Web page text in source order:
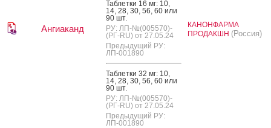
Ангиаканд
Таб­летки 16 мг: 10,
14, 28, 30, 56, 60 или
90 шт.
РУ: ЛП-№(005570)-
(РГ-RU) от 27.05.24
Предыдущий РУ:
ЛП-001890
Таб­летки 32 мг: 10,
14, 28, 30, 56, 60 или
90 шт.
РУ: ЛП-№(005570)-
(РГ-RU) от 27.05.24
Предыдущий РУ:
ЛП-001890
КАНОНФАРМА
ПРОДАКШН (Россия)